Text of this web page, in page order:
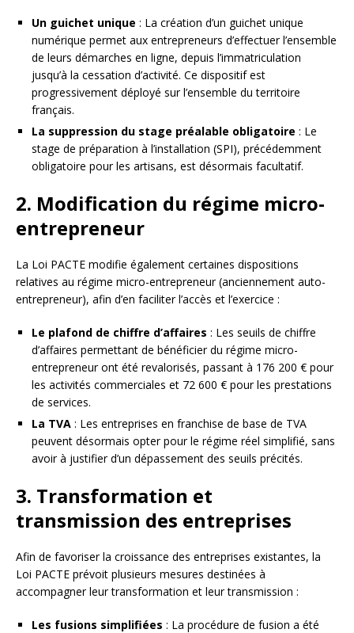
Un guichet unique : La création d’un guichet unique
numérique permet aux entrepreneurs d’effectuer l’ensemble
de leurs démarches en ligne, depuis l’immatriculation
jusqu’à la cessation d’activité. Ce dispositif est
progressivement déployé sur l’ensemble du territoire
français.
La suppression du stage préalable obligatoire : Le
stage de préparation à l’installation (SPI), précédemment
obligatoire pour les artisans, est désormais facultatif.
2. Modification du régime micro-
entrepreneur
La Loi PACTE modifie également certaines dispositions
relatives au régime micro-entrepreneur (anciennement auto-
entrepreneur), afin d’en faciliter l’accès et l’exercice :
Le plafond de chiffre d’affaires : Les seuils de chiffre
d’affaires permettant de bénéficier du régime micro-
entrepreneur ont été revalorisés, passant à 176 200 € pour
les activités commerciales et 72 600 € pour les prestations
de services.
La TVA : Les entreprises en franchise de base de TVA
peuvent désormais opter pour le régime réel simplifié, sans
avoir à justifier d’un dépassement des seuils précités.
3. Transformation et
transmission des entreprises
Afin de favoriser la croissance des entreprises existantes, la
Loi PACTE prévoit plusieurs mesures destinées à
accompagner leur transformation et leur transmission :
Les fusions simplifiées : La procédure de fusion a été